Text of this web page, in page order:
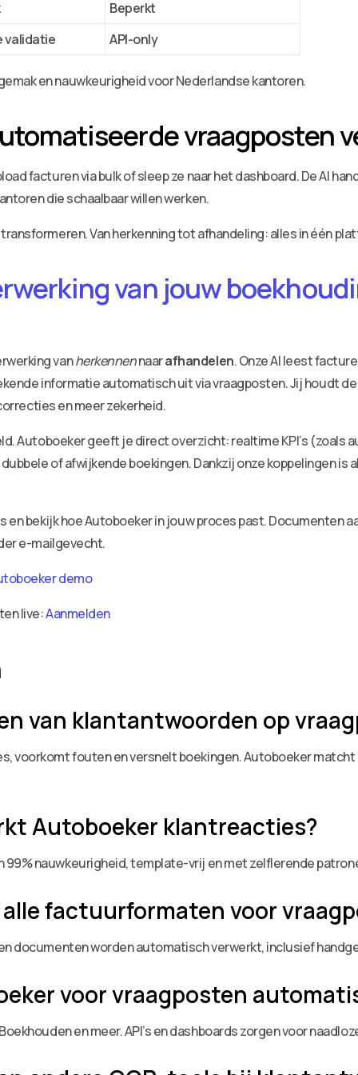
Beperkt
validatie
API-only
en nauwkeurigheid voor Nederlandse kantoren.
vraagposten
facturen via bulk of sleep ze naar het dashboard. De AI
die schaalbaar willen werken.
Van herkenning tot afhandeling: alles in één
van jouw
vanherkennennaarafhandelen. Onze AI leest
informatie automatisch uit via vraagposten. Jij houdt
en meer zekerheid.
Autoboeker geeft je direct overzicht: realtime KPI’s (zoals
of afwijkende boekingen. Dankzij onze koppelingen is
en bekijk hoe Autoboeker in jouw proces past. Documenten
e-mailgevecht.
demo
live:Aanmelden
van klantantwoorden op
voorkomt fouten en versnelt boekingen. Autoboeker
Autoboeker klantreacties?
99% nauwkeurigheid, template-vrij en met zelflerende
factuurformaten voor
documenten worden automatisch verwerkt, inclusief
voor vraagposten
en meer. API’s en dashboards zorgen voor